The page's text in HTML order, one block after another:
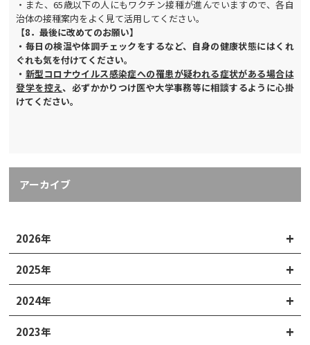
・また、65歳以下の人にもワクチン接種が進んでいますので、各自
治体の接種案内をよく見て活用してください。
【8．最後に改めてのお願い】
・毎日の検温や体調チェックをするなど、自身の健康状態にはくれ
ぐれも気を付けてください。
・ 新型コロナウイルス感染症への罹患が疑われる症状がある場合は
登学を控え、必ずかかりつけ医や大学事務等に相談するように心掛
けてください。
アーカイブ
2026年
2025年
2024年
2023年